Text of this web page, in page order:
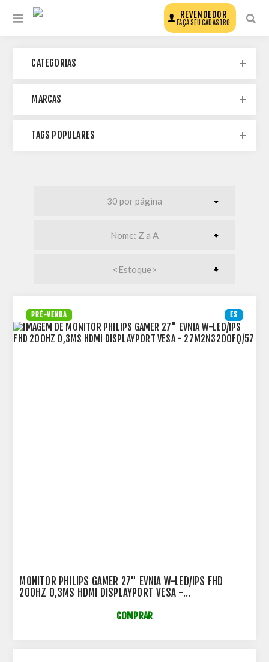
REVENDEDOR
FAÇA SEU CADASTRO
ES
PRÉ-VENDA
MONITOR PHILIPS GAMER 27" EVNIA W-LED/IPS FHD
200HZ 0,3MS HDMI DISPLAYPORT VESA -
COMPRAR
CATEGORIAS
MARCAS
TAGS POPULARES